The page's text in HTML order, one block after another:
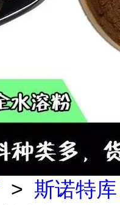
> 斯诺特库